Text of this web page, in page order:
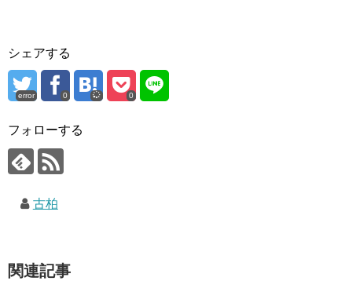
シェアする
error 0 0
フォローする
古柏
関連記事